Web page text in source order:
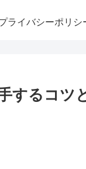
するコツ